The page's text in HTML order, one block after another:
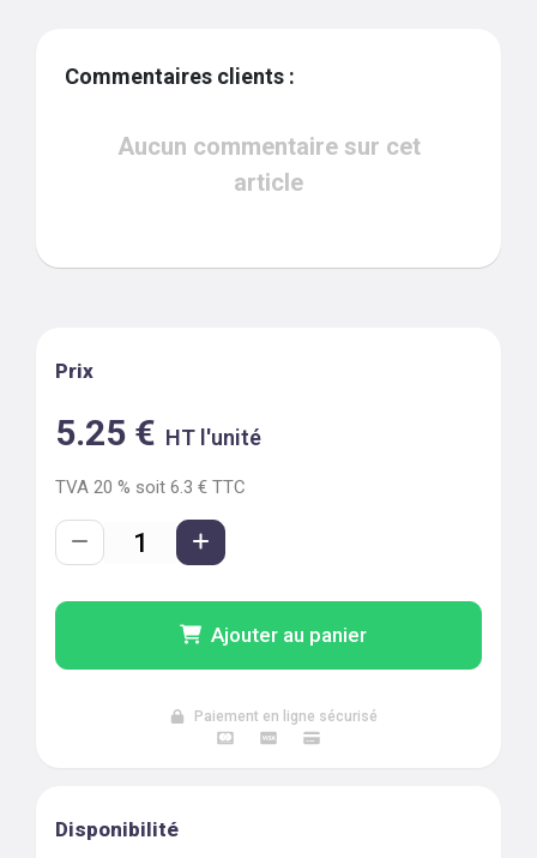
Commentaires clients :
Aucun commentaire sur cet
article
Prix
5.25 € HT l'unité
TVA 20 % soit 6.3 € TTC
Ajouter au panier
Paiement en ligne sécurisé
Disponibilité